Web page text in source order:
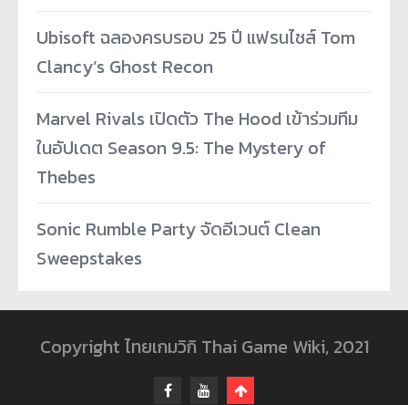
Ubisoft ฉลองครบรอบ 25 ปี แฟรนไชส์ Tom
Clancy’s Ghost Recon
Marvel Rivals เปิดตัว The Hood เข้าร่วมทีม
ในอัปเดต Season 9.5: The Mystery of
Thebes
Sonic Rumble Party จัดอีเวนต์ Clean
Sweepstakes
Copyright ไทยเกมวิกิ Thai Game Wiki, 2021